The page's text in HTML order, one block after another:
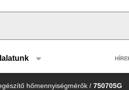
hőmennyiségmérők / 750705G